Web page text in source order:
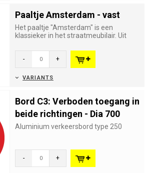
Paaltje Amsterdam - vast
Het paaltje "Amsterdam" is een
klassieker in het straatmeubilair. Uit
- +
VARIANTS
Bord C3: Verboden toegang in
beide richtingen - Dia 700
Aluminium verkeersbord type 250
- +